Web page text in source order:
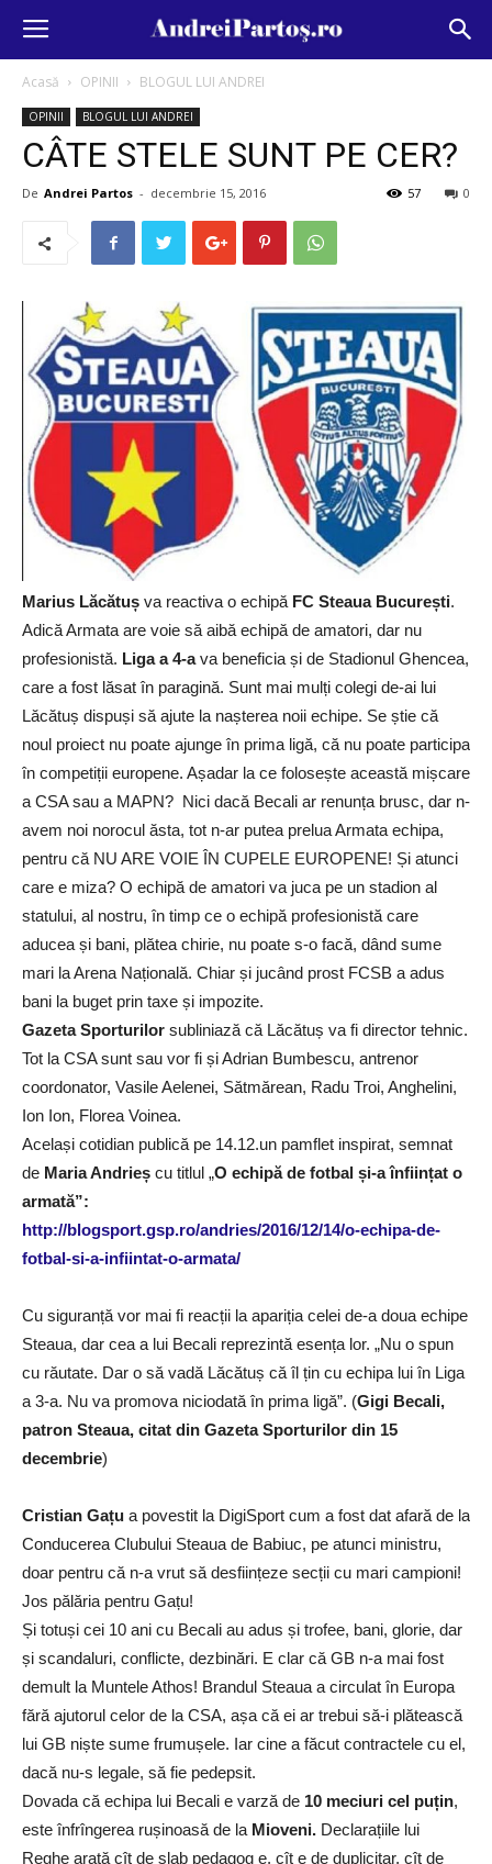
Acasă OPINII BLOGUL LUI ANDREI
OPINII BLOGUL LUI ANDREI
CÂTE STELE SUNT PE CER?
De Andrei Partos - decembrie 15, 2016 0
57
Marius Lăcătuș va reactiva o echipă FC Steaua București.
Adică Armata are voie să aibă echipă de amatori, dar nu
profesionistă. Liga a 4-ava beneficia și de Stadionul Ghencea,
care a fost lăsat în paragină. Sunt mai mulți colegi de-ai lui
Lăcătuș dispuși să ajute la nașterea noii echipe. Se știe că
noul proiect nu poate ajunge în prima ligă, că nu poate participa
în competiții europene. Așadar la ce folosește această mișcare
a CSA sau a MAPN? Nici dacă Becali ar renunța brusc, dar n-
avem noi norocul ăsta, tot n-ar putea prelua Armata echipa,
pentru că NU ARE VOIE ÎN CUPELE EUROPENE! Și atunci
care e miza? O echipă de amatori va juca pe un stadion al
statului, al nostru, în timp ce o echipă profesionistă care
aducea și bani, plătea chirie, nu poate s-o facă, dând sume
mari la Arena Națională. Chiar și jucând prost FCSB a adus
bani la buget prin taxe și impozite.
Gazeta Sporturilor subliniază că Lăcătuș va fi director tehnic.
Tot la CSA sunt sau vor fi și Adrian Bumbescu, antrenor
coordonator, Vasile Aelenei, Sătmărean, Radu Troi, Anghelini,
Ion Ion, Florea Voinea.
Același cotidian publică pe 14.12.un pamflet inspirat, semnat
de Maria Andrieș cu titlul „O echipă de fotbal și-a înființat o
armată”:
http://blogsport.gsp.ro/andries/2016/12/14/o-echipa-de-
fotbal-si-a-infiintat-o-armata/
Cu siguranță vor mai fi reacții la apariția celei de-a doua echipe
Steaua, dar cea a lui Becali reprezintă esența lor. „Nu o spun
cu răutate. Dar o să vadă Lăcătuș că îl țin cu echipa lui în Liga
a 3-a. Nu va promova niciodată în prima ligă”. (Gigi Becali,
patron Steaua, citat din Gazeta Sporturilor din 15
decembrie)
Cristian Gațu a povestit la DigiSport cum a fost dat afară de la
Conducerea Clubului Steaua de Babiuc, pe atunci ministru,
doar pentru că n-a vrut să desființeze secții cu mari campioni!
Jos pălăria pentru Gațu!
Și totuși cei 10 ani cu Becali au adus și trofee, bani, glorie, dar
și scandaluri, conflicte, dezbinări. E clar că GB n-a mai fost
demult la Muntele Athos! Brandul Steaua a circulat în Europa
fără ajutorul celor de la CSA, așa că ei ar trebui să-i plătească
lui GB niște sume frumușele. Iar cine a făcut contractele cu el,
dacă nu-s legale, să fie pedepsit.
Dovada că echipa lui Becali e varză de 10 meciuri cel puțin,
este înfrîngerea rușinoasă de la Mioveni. Declarațiile lui
Reghe arată cît de slab pedagog e, cît e de duplicitar, cît de